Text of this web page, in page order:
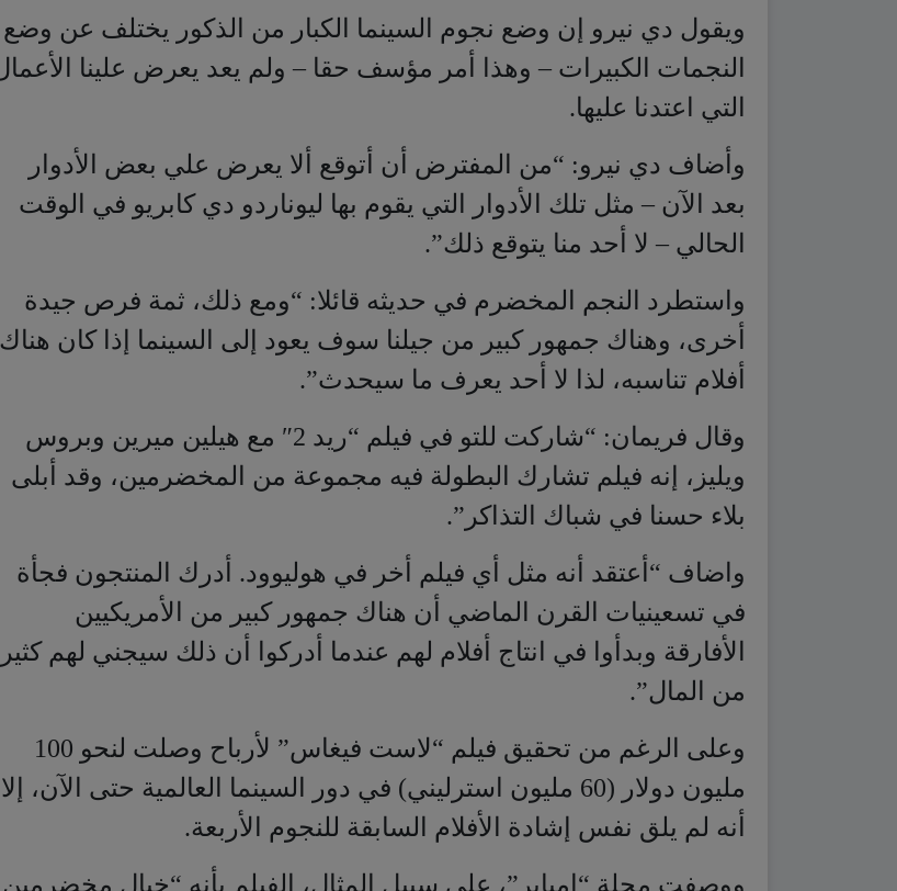
وأضاف دي نيرو: “من المفترض أن أتوقع ألا يعرض علي بعض الأدوار
بعد الآن – مثل تلك الأدوار التي يقوم بها ليوناردو دي كابريو في الوقت
الحالي – لا أحد منا يتوقع ذلك”.
واستطرد النجم المخضرم في حديثه قائلا: “ومع ذلك، ثمة فرص جيدة
أخرى، وهناك جمهور كبير من جيلنا سوف يعود إلى السينما إذا كان هناك
أفلام تناسبه، لذا لا أحد يعرف ما سيحدث”.
وقال فريمان: “شاركت للتو في فيلم “ريد 2″ مع هيلين ميرين وبروس
ويليز، إنه فيلم تشارك البطولة فيه مجموعة من المخضرمين، وقد أبلى
بلاء حسنا في شباك التذاكر”.
واضاف “أعتقد أنه مثل أي فيلم أخر في هوليوود. أدرك المنتجون فجأة
في تسعينيات القرن الماضي أن هناك جمهور كبير من الأمريكيين
الأفارقة وبدأوا في انتاج أفلام لهم عندما أدركوا أن ذلك سيجني لهم كثيرا
من المال”.
مليون دولار (60 مليون استرليني) في دور السينما العالمية حتى الآن، إلا
أنه لم يلق نفس إشادة الأفلام السابقة للنجوم الأربعة.
ووصفت مجلة “إمباير”، على سبيل المثال، الفيلم بأنه “خيال مخضرمين
بلا حرج”.
نشر في طرب وفن